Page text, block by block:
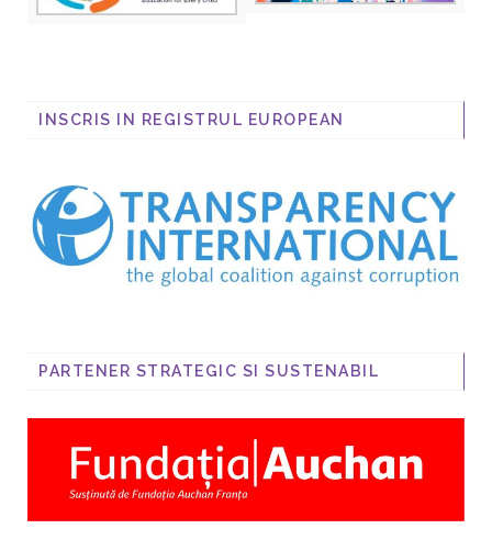
INSCRIS IN REGISTRUL EUROPEAN
PARTENER STRATEGIC SI SUSTENABIL